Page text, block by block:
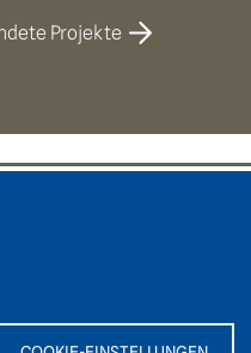
Projekte
two